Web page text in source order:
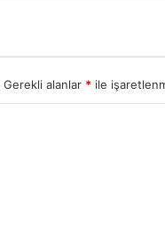
Gerekli alanlar * ile